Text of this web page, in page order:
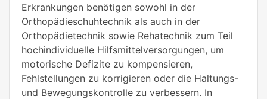
Erkrankungen benötigen sowohl in der
Orthopädieschuhtechnik als auch in der
Orthopädietechnik sowie Rehatechnik zum Teil
hochindividuelle Hilfsmittelversorgungen, um
motorische Defizite zu kompensieren,
Fehlstellungen zu korrigieren oder die Haltungs-
und Bewegungskontrolle zu verbessern. In